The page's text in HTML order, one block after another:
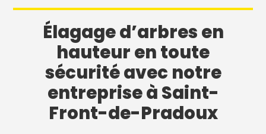
Élagage d’arbres en
hauteur en toute
sécurité avec notre
entreprise à Saint-
Front-de-Pradoux